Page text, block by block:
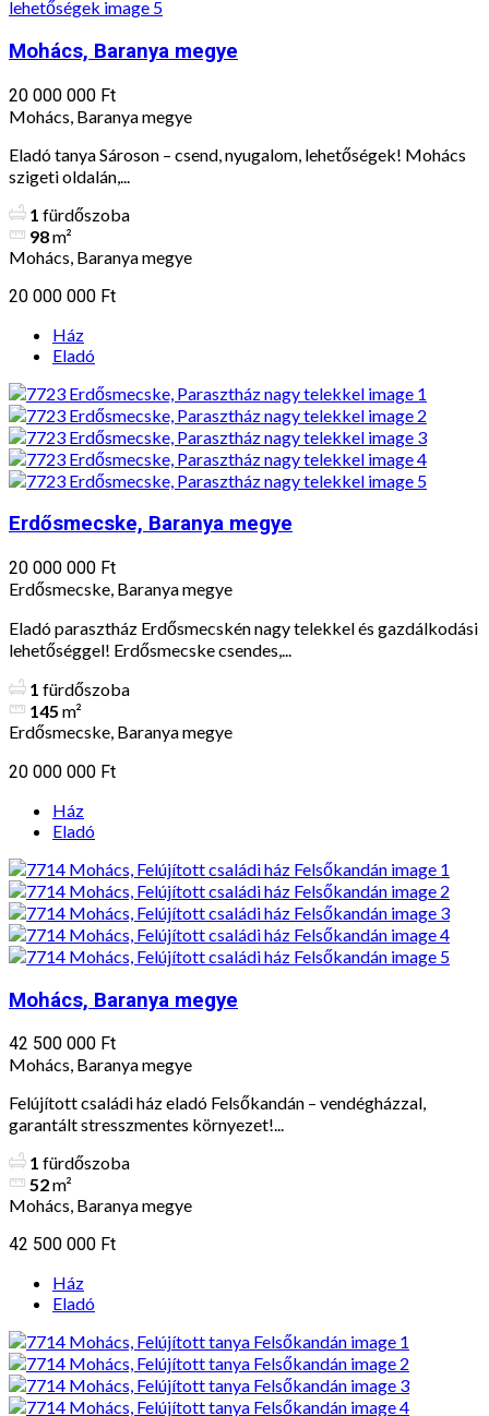
Mohács, Baranya megye
20 000 000 Ft
Mohács, Baranya megye
Eladó tanya Sároson – csend, nyugalom, lehetőségek! Mohács
szigeti oldalán,...
1 fürdőszoba
98m²
Mohács, Baranya megye
20 000 000 Ft
Ház
Eladó
Erdősmecske, Baranya megye
20 000 000 Ft
Erdősmecske, Baranya megye
Eladó parasztház Erdősmecskén nagy telekkel és gazdálkodási
lehetőséggel! Erdősmecske csendes,...
1 fürdőszoba
145 m²
Erdősmecske, Baranya megye
20 000 000 Ft
Ház
Eladó
Mohács, Baranya megye
42 500 000 Ft
Mohács, Baranya megye
Felújított családi ház eladó Felsőkandán – vendégházzal,
garantált stresszmentes környezet!...
1 fürdőszoba
52m²
Mohács, Baranya megye
42 500 000 Ft
Ház
Eladó